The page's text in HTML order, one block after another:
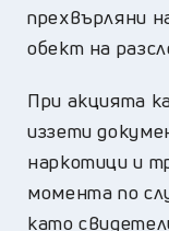
прехвърляни
обект на
При акцията
иззети
наркотици и
момента по
като